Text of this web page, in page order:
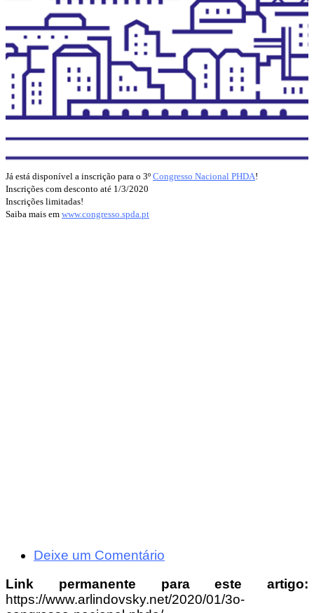
Já está disponível a inscrição para o 3º Congresso Nacional PHDA!
Inscrições com desconto até 1/3/2020
Inscrições limitadas!
Saiba mais em www.congresso.spda.pt
Deixe um Comentário
Link permanente para este artigo:
https://www.arlindovsky.net/2020/01/3o-